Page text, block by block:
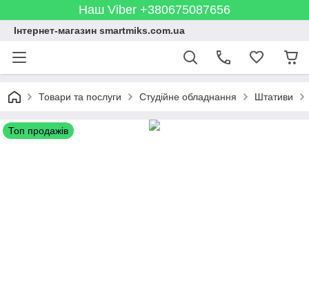
Наш Viber +380675087656
Інтернет-магазин smartmiks.com.ua
Товари та послуги Студійне обладнання Штативи
Топ продажів